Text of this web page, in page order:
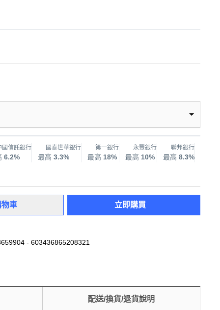
國信託銀行
6.2%
國泰世華銀行
最高 3.3%
第一銀行
最高 18%
永豐銀行
最高 10%
聯邦銀行
最高 8.3%
車 立即購買
- 603436865208321
配送/換貨/退貨說明